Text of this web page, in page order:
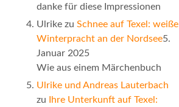
danke für diese Impressionen
Ulrike zu Schnee auf Texel: weiße
Winterpracht an der Nordsee5.
Januar 2025
Wie aus einem Märchenbuch
Ulrike und Andreas Lauterbach
zu
Ihre Unterkunft auf Texel: